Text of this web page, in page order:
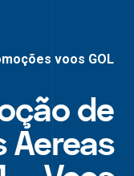
voos GOL
de
Aereas